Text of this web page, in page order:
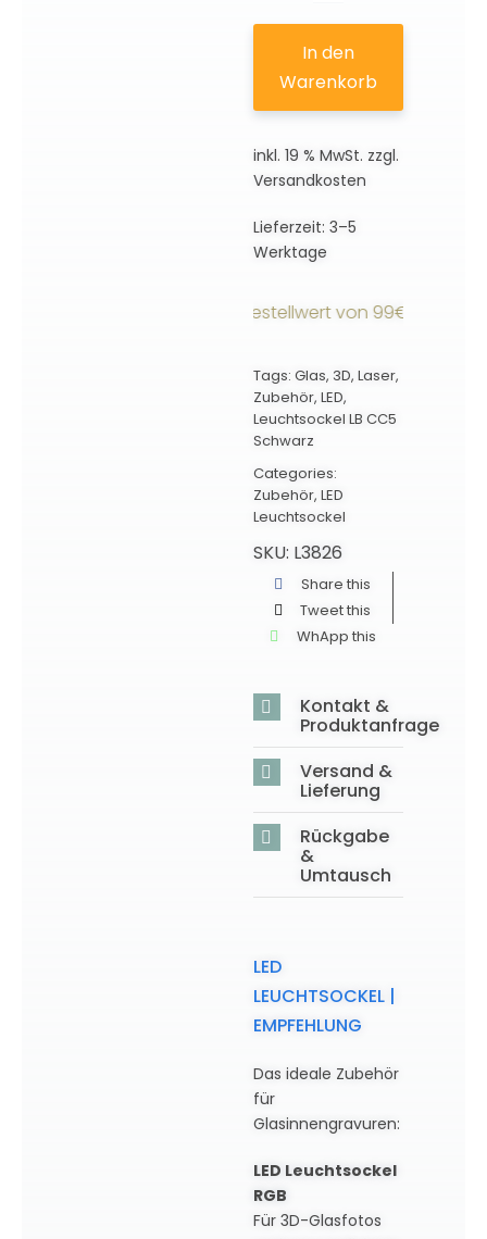
LB-
W
In den
Warenkorb
inkl. 19 % MwSt. zzgl.
Versandkosten
Lieferzeit: 3–5
Werktage
ab einem Bestellwert von 99€ innerhalb
Tags: Glas, 3D, Laser,
Zubehör, LED,
Leuchtsockel LB CC5
Schwarz
Categories:
Zubehör, LED
Leuchtsockel
SKU: L3826
Share this
Tweet this
WhApp this
Kontakt &
Produktanfrage
Versand &
Lieferung
Rückgabe
&
Umtausch
LED
LEUCHTSOCKEL |
EMPFEHLUNG
Das ideale Zubehör
für
Glasinnengravuren:
LED Leuchtsockel
RGB
Für 3D-Glasfotos